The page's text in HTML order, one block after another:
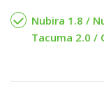
Nubira 1.8 /
Tacuma 2.0 /